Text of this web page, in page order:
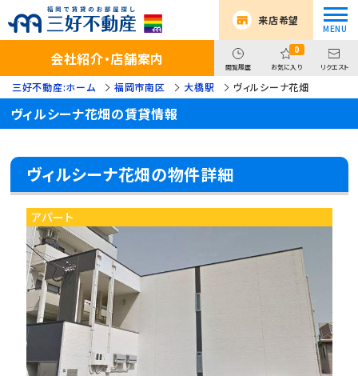
来店希望
会社紹介・店舗案内 閲覧履歴
0
お気に入り リクエスト
三好不動産:ホーム 福岡市南区 大橋駅 ヴィルシーナ花畑
ヴィルシーナ花畑の賃貸情報
ヴィルシーナ花畑の物件詳細
アパート